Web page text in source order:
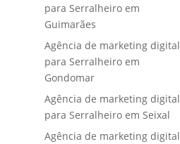
para Serralheiro em
Guimarães
Agência de marketing digital
para Serralheiro em
Gondomar
Agência de marketing digital
para Serralheiro em Seixal
Agência de marketing digital